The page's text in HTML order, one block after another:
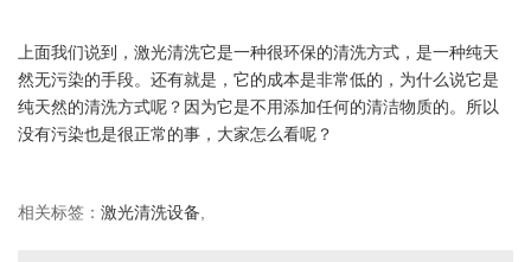
上面我们说到，激光清洗它是一种很环保的清洗方式，是一种纯天
然无污染的手段。还有就是，它的成本是非常低的，为什么说它是
纯天然的清洗方式呢？因为它是不用添加任何的清洁物质的。所以
没有污染也是很正常的事，大家怎么看呢？
相关标签： 激光清洗设备